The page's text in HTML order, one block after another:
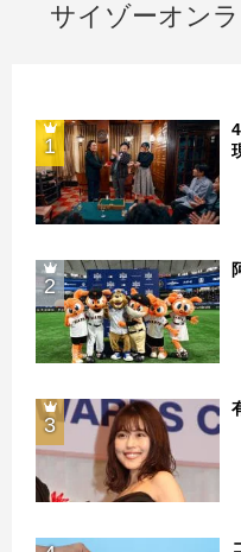
サイゾーオン
1
2
3